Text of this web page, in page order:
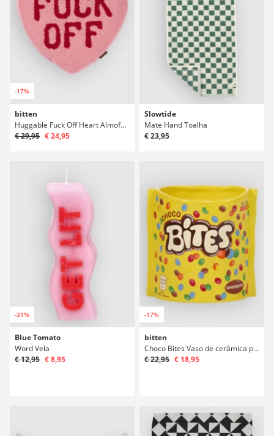
-17%
bitten
Huggable Fuck Off Heart Almofada
€ 29,95 € 24,95
Slowtide
Mate Hand Toalha
€ 23,95
-31%
Blue Tomato
Word Vela
€ 12,95 € 8,95
-17%
bitten
Choco Bites Vaso de cerâmica para decoração
€ 22,95 € 18,95